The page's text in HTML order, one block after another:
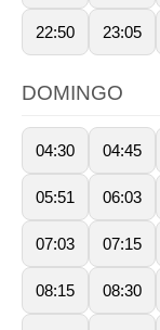
22:50 23:05
DOMINGO
04:30 04:45
05:51 06:03
07:03 07:15
08:15 08:30